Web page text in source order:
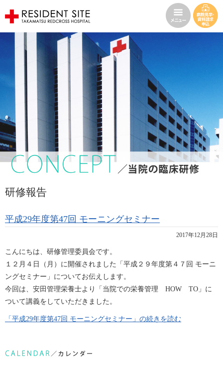
研修報告
平成29年度第47回 モーニングセミナー
2017年12月28日
こんにちは、研修管理委員会です。
１２月４日（月）に開催されました「平成２９年度第４７回 モーニ
ングセミナー」についてお伝えします。
今回は、安田管理栄養士より「当院での栄養管理 HOW TO」に
ついて講義をしていただきました。
「平成29年度第47回 モーニングセミナー」の続きを読む